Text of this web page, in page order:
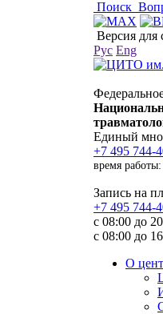
Поиск
Версия для
Рус Eng
Единый
+7 495 744-
время
Запись на
+7 495 744-
с 08:00 до
с 08:00 до
О